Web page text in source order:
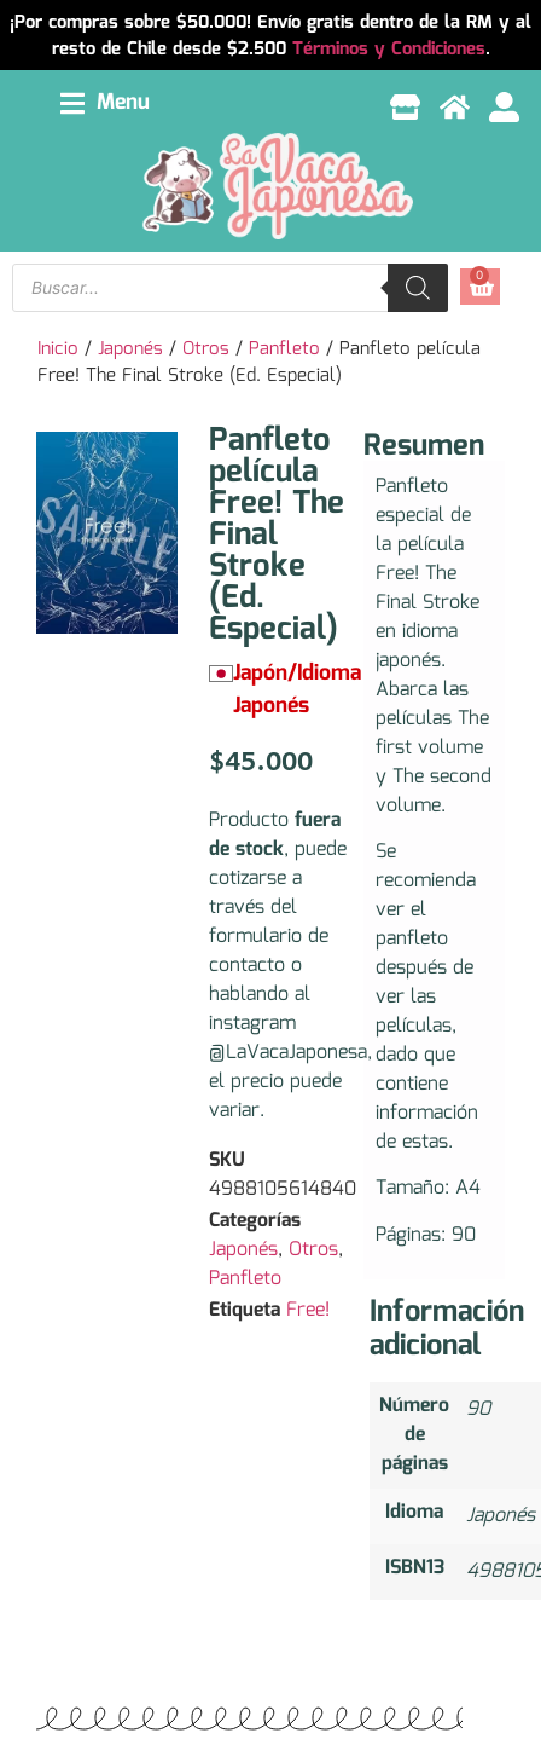
¡Por compras sobre $50.000! Envío gratis dentro de la RM y al
resto de Chile desde $2.500 Términos y Condiciones.
Menu
0
Inicio /Japonés / Otros / Panfleto / Panfleto película
Free! The Final Stroke (Ed. Especial)
Panfleto
película
Free! The
Final
Stroke
(Ed.
Especial)
Japón/Idioma
Japonés
$45.000
Productofuera
de stock, puede
cotizarse a
través del
formulario de
contacto o
hablando al
instagram
@LaVacaJaponesa,
el precio puede
variar.
SKU
4988105614840
Categorías
Japonés, Otros,
Panfleto
Etiqueta Free!
Resumen
Panfleto
especial de
la película
Free! The
Final Stroke
en idioma
japonés.
Abarca las
películas The
first volume
y The second
volume.
Se
recomienda
ver el
panfleto
después de
ver las
películas,
dado que
contiene
información
de estas.
Tamaño: A4
Páginas: 90
Información
adicional
Número
de
páginas
90
Idioma
Japonés
ISBN13